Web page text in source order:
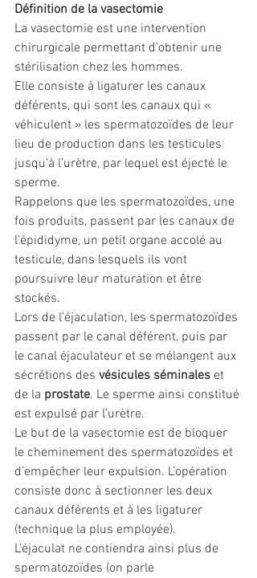
Définition de la vasectomie
La vasectomie est une intervention
chirurgicale permettant d’obtenir une
stérilisation chez les hommes.
Elle consiste à ligaturer les canaux
déférents, qui sont les canaux qui «
véhiculent » les spermatozoïdes de leur
lieu de production dans les testicules
jusqu’à l’urètre, par lequel est éjecté le
sperme.
Rappelons que les spermatozoïdes, une
fois produits, passent par les canaux de
l’épididyme, un petit organe accolé au
testicule, dans lesquels ils vont
poursuivre leur maturation et être
stockés.
Lors de l’éjaculation, les spermatozoïdes
passent par le canal déférent, puis par
le canal éjaculateur et se mélangent aux
sécrétions des vésicules séminales et
de la prostate. Le sperme ainsi constitué
est expulsé par l’urètre.
Le but de la vasectomie est de bloquer
le cheminement des spermatozoïdes et
d’empêcher leur expulsion. L’opération
consiste donc à sectionner les deux
canaux déférents et à les ligaturer
(technique la plus employée).
L’éjaculat ne contiendra ainsi plus de
spermatozoïdes (on parle